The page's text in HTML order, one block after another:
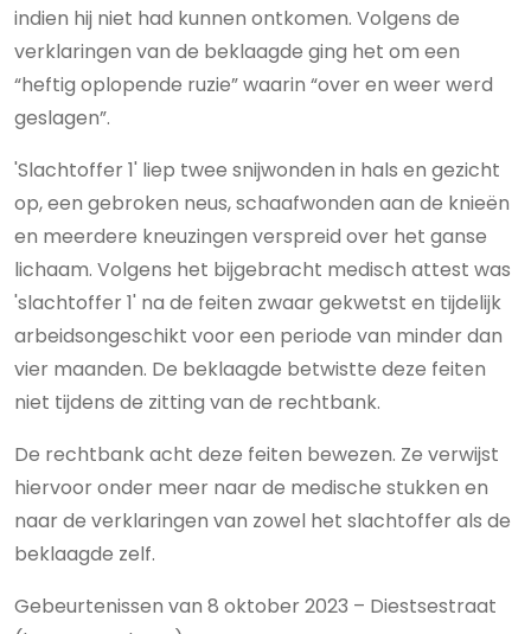
indien hij niet had kunnen ontkomen. Volgens de
verklaringen van de beklaagde ging het om een
“heftig oplopende ruzie” waarin “over en weer werd
geslagen”.
'Slachtoffer 1' liep twee snijwonden in hals en gezicht
op, een gebroken neus, schaafwonden aan de knieën
en meerdere kneuzingen verspreid over het ganse
lichaam. Volgens het bijgebracht medisch attest was
'slachtoffer 1' na de feiten zwaar gekwetst en tijdelijk
arbeidsongeschikt voor een periode van minder dan
vier maanden. De beklaagde betwistte deze feiten
niet tijdens de zitting van de rechtbank.
De rechtbank acht deze feiten bewezen. Ze verwijst
hiervoor onder meer naar de medische stukken en
naar de verklaringen van zowel het slachtoffer als de
beklaagde zelf.
Gebeurtenissen van 8 oktober 2023 – Diestsestraat